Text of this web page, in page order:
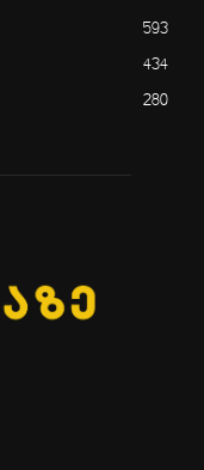
593
434
280